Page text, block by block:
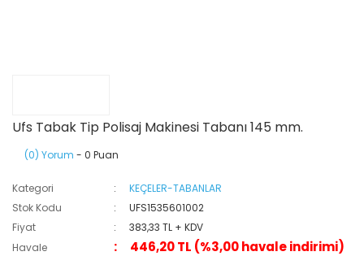
Ufs Tabak Tip Polisaj Makinesi Tabanı 145 mm.
(0) Yorum - 0 Puan
Kategori
KEÇELER-TABANLAR
Stok Kodu
UFS1535601002
Fiyat
383,33 TL + KDV
Havale
446,20 TL (%3,00 havale indirimi)